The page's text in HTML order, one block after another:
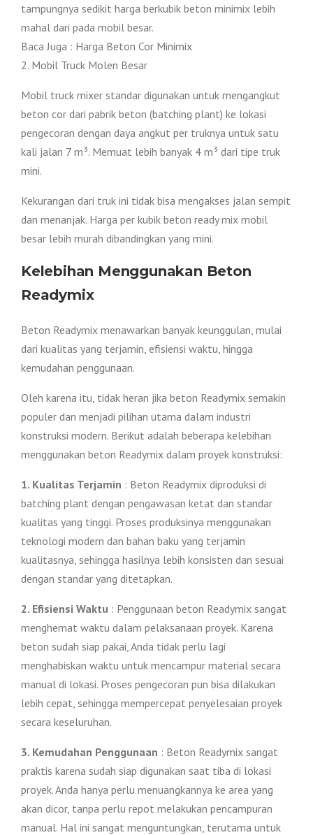
tampungnya sedikit harga berkubik beton minimix lebih
mahal dari pada mobil besar.
Baca Juga : Harga Beton Cor Minimix
2. Mobil Truck Molen Besar
Mobil truck mixer standar digunakan untuk mengangkut
beton cor dari pabrik beton (batching plant) ke lokasi
pengecoran dengan daya angkut per truknya untuk satu
kali jalan 7 m³. Memuat lebih banyak 4 m³ dari tipe truk
mini.
Kekurangan dari truk ini tidak bisa mengakses jalan sempit
dan menanjak. Harga per kubik beton ready mix mobil
besar lebih murah dibandingkan yang mini.
Kelebihan Menggunakan Beton
Readymix
Beton Readymix menawarkan banyak keunggulan, mulai
dari kualitas yang terjamin, efisiensi waktu, hingga
kemudahan penggunaan.
Oleh karena itu, tidak heran jika beton Readymix semakin
populer dan menjadi pilihan utama dalam industri
konstruksi modern. Berikut adalah beberapa kelebihan
menggunakan beton Readymix dalam proyek konstruksi:
1. Kualitas Terjamin : Beton Readymix diproduksi di
batching plant dengan pengawasan ketat dan standar
kualitas yang tinggi. Proses produksinya menggunakan
teknologi modern dan bahan baku yang terjamin
kualitasnya, sehingga hasilnya lebih konsisten dan sesuai
dengan standar yang ditetapkan.
2. Efisiensi Waktu : Penggunaan beton Readymix sangat
menghemat waktu dalam pelaksanaan proyek. Karena
beton sudah siap pakai, Anda tidak perlu lagi
menghabiskan waktu untuk mencampur material secara
manual di lokasi. Proses pengecoran pun bisa dilakukan
lebih cepat, sehingga mempercepat penyelesaian proyek
secara keseluruhan.
3. Kemudahan Penggunaan : Beton Readymix sangat
praktis karena sudah siap digunakan saat tiba di lokasi
proyek. Anda hanya perlu menuangkannya ke area yang
akan dicor, tanpa perlu repot melakukan pencampuran
manual. Hal ini sangat menguntungkan, terutama untuk